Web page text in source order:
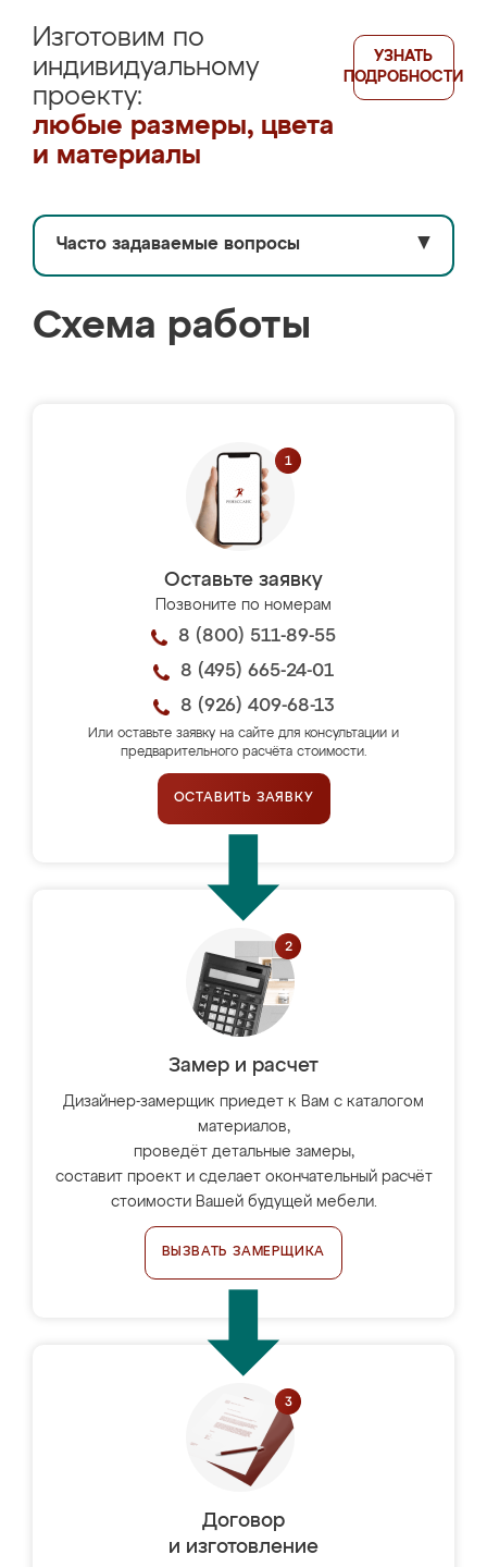
Изготовим по
индивидуальному
проекту:
любые размеры, цвета
и материалы
УЗНАТЬ
ПОДРОБНОСТИ
Часто задаваемые вопросы ▼
Схема работы
Оставьте заявку
Позвоните по номерам
8 (800) 511-89-55
8 (495) 665-24-01
8 (926) 409-68-13
Или оставьте заявку на сайте для консультации и
предварительного расчёта стоимости.
ОСТАВИТЬ ЗАЯВКУ
Замер и расчет
Дизайнер-замерщик приедет к Вам с каталогом
материалов,
проведёт детальные замеры,
составит проект и сделает окончательный расчёт
стоимости Вашей будущей мебели.
ВЫЗВАТЬ ЗАМЕРЩИКА
Договор
и изготовление